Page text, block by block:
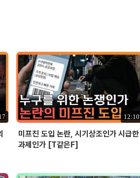
12:10
미프진 도입 논란, 시기상조인가 시급한
과제인가 [T같은F]